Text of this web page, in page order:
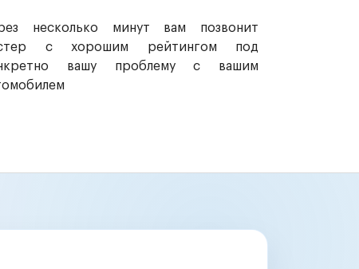
несколько минут вам позвонит
с хорошим рейтингом под
вашу проблему с вашим